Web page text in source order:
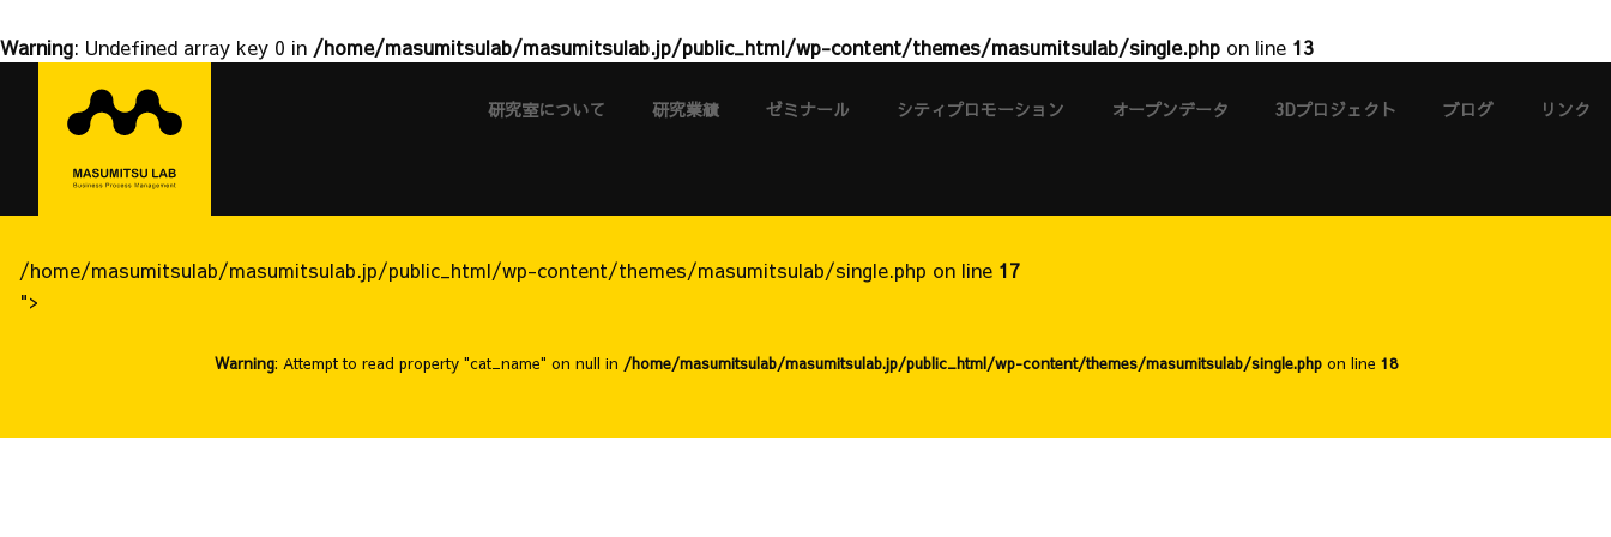
Warning: Undefined array key 0 in /home/masumitsulab/masumitsulab.jp/public_html/wp-content/themes/masumitsulab/single.php on line 13
content満
研
究
室
研究室について 研究業績 ゼミナール シティプロモーション オープンデータ 3Dプロジェクト ブログ リンク
/home/masumitsulab/masumitsulab.jp/public_html/wp-content/themes/masumitsulab/single.php on line 17
">
Warning: Attempt to read property "cat_name" on null in /home/masumitsulab/masumitsulab.jp/public_html/wp-content/themes/masumitsulab/single.phpon line 18